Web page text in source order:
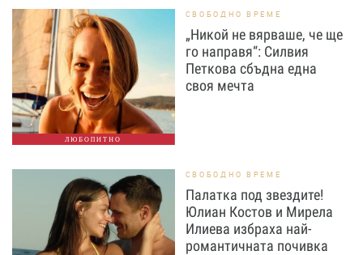
ЛЮБОПИТНО
СВОБОДНО ВРЕМЕ
„Никой не вярваше, че ще
го направя“: Силвия
Петкова сбъдна една
своя мечта
СВОБОДНО ВРЕМЕ
Палатка под звездите!
Юлиан Костов и Мирела
Илиева избраха най-
романтичната почивка